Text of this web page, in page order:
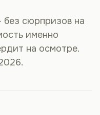
сюрпризов на
именно
на осмотре.